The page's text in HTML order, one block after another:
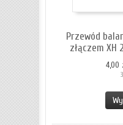
Przewód
złączem XH
4,00